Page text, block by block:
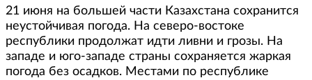
21 июня на большей части Казахстана сохранится
неустойчивая погода. На северо-востоке
республики продолжат идти ливни и грозы. На
западе и юго-западе страны сохраняется жаркая
погода без осадков. Местами по республике